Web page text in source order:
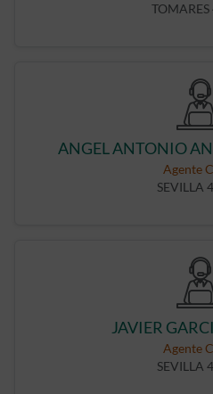
ANGEL ANTONIO
Agente
SEVILLA
JAVIER
Agente
SEVILLA